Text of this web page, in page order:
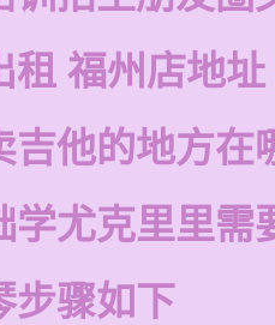
租 福州店地址
吉他的地方在
学尤克里里需
步骤如下